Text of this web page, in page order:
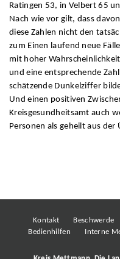
Ratingen 53, in Velbert 65
Nach wie vor gilt, dass
diese Zahlen nicht den
zum Einen laufend neue
mit hoher
und eine entsprechende
schätzende Dunkelziffer
Und einen positiven
Kreisgesundheitsamt auch
Personen als geheilt aus
Kontakt Beschwerde
Bedienhilfen
Interne